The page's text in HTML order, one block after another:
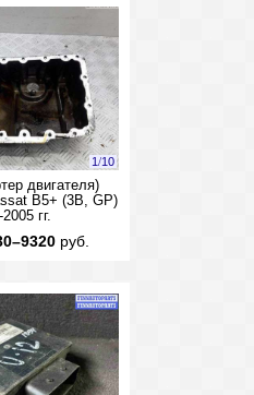
1/10
двигателя)
B5+ (3B, GP)
гг.
руб.